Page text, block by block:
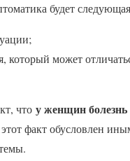
будет
который может
что у женщин болезнь
факт обусловлен